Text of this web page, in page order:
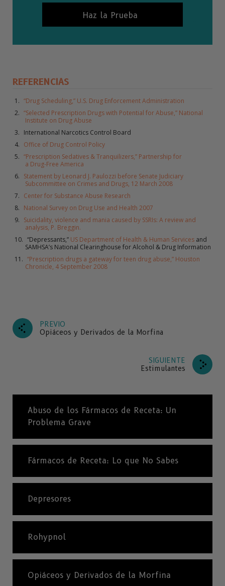
Haz la Prueba
REFERENCIAS
“Drug Scheduling,” U.S. Drug Enforcement Administration
“Selected Prescription Drugs with Potential for Abuse,” National
Institute on Drug Abuse
International Narcotics Control Board
Office of Drug Control Policy
“Prescription Sedatives & Tranquilizers,” Partnership for
a Drug-Free America
Statement by Leonard J. Paulozzi before Senate Judiciary
Subcommittee on Crimes and Drugs, 12 March 2008
Center for Substance Abuse Research
National Survey on Drug Use and Health 2007
Suicidality, violence and mania caused by SSRIs: A review and
analysis, P. Breggin.
“Depressants,” US Department of Health & Human Services and
SAMHSA’s National Clearinghouse for Alcohol & Drug Information
“Prescription drugs a gateway for teen drug abuse,” Houston
Chronicle, 4 September 2008
PREVIO
Opiáceos y Derivados de la Morfina
SIGUIENTE
Estimulantes
Abuso de los Fármacos de Receta: Un
Problema Grave
Fármacos de Receta: Lo que No Sabes
Depresores
Rohypnol
Opiáceos y Derivados de la Morfina